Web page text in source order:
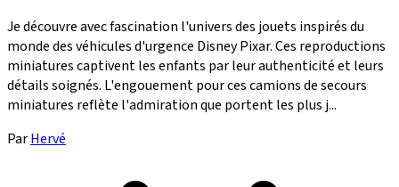
Je découvre avec fascination l'univers des jouets inspirés du
monde des véhicules d'urgence Disney Pixar. Ces reproductions
miniatures captivent les enfants par leur authenticité et leurs
détails soignés. L'engouement pour ces camions de secours
miniatures reflète l'admiration que portent les plus j...
ParHervé